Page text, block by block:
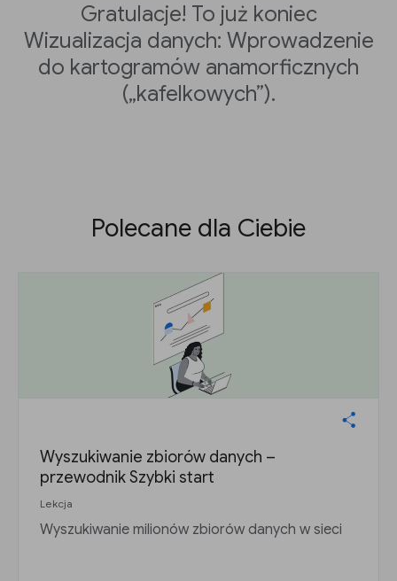
Gratulacje! To już koniec
Wizualizacja danych: Wprowadzenie
do kartogramów anamorficznych
(„kafelkowych”).
Polecane dla Ciebie
Wyszukiwanie zbiorów danych –
przewodnik Szybki start
Lekcja
Wyszukiwanie milionów zbiorów danych w sieci